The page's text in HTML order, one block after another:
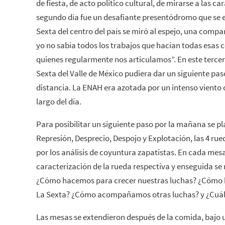
de fiesta, de acto político cultural, de mirarse a las
segundo día fue un desafiante presentódromo que se
Sexta del centro del país se miró al espejo, una
yo no sabía todos los trabajos que hacían todas esas
quienes regularmente nos articulamos”. En este
Sexta del Valle de México pudiera dar un siguiente
distancia. La ENAH era azotada por un intenso viento
largo del día.
Para posibilitar un siguiente paso por la mañana se
Represión, Desprecio, Despojo y Explotación, las 4
por los análisis de coyuntura zapatistas. En cada
caracterización de la rueda respectiva y enseguida
¿Cómo hacemos para crecer nuestras luchas?
La Sexta? ¿Cómo acompañamos otras luchas? y
Las mesas se extendieron después de la comida,